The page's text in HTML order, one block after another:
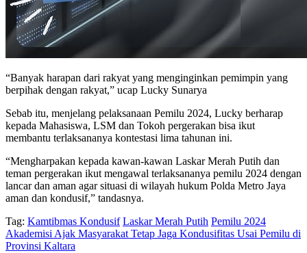
“Banyak harapan dari rakyat yang menginginkan pemimpin yang
berpihak dengan rakyat,” ucap Lucky Sunarya
Sebab itu, menjelang pelaksanaan Pemilu 2024, Lucky berharap
kepada Mahasiswa, LSM dan Tokoh pergerakan bisa ikut
membantu terlaksananya kontestasi lima tahunan ini.
“Mengharpakan kepada kawan-kawan Laskar Merah Putih dan
teman pergerakan ikut mengawal terlaksananya pemilu 2024 dengan
lancar dan aman agar situasi di wilayah hukum Polda Metro Jaya
aman dan kondusif,” tandasnya.
Tag: Kamtibmas Kondusif Laskar Merah Putih Pemilu 2024
Akademisi Ajak Masyarakat Tetap Jaga Kondusifitas Usai Pemilu di
Provinsi Kaltara